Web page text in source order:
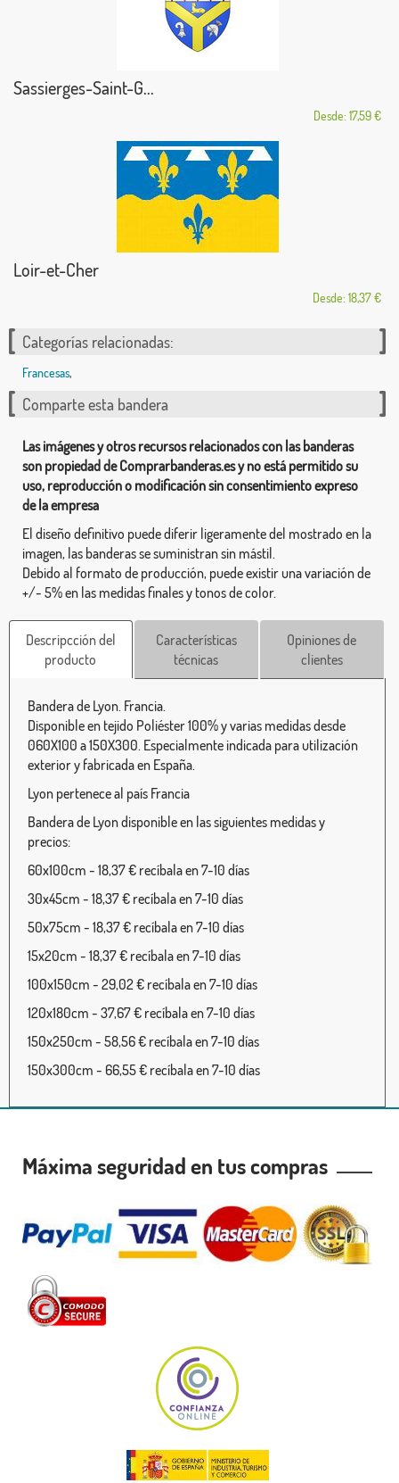
Sassierges-Saint-G...
Desde: 17,59 €
Loir-et-Cher
Desde: 18,37 €
Categorías relacionadas:
Francesas,
Comparte esta bandera
Las imágenes y otros recursos relacionados con las banderas
son propiedad de Comprarbanderas.es y no está permitido su
uso, reproducción o modificación sin consentimiento expreso
de la empresa
El diseño definitivo puede diferir ligeramente del mostrado en la
imagen, las banderas se suministran sin mástil.
Debido al formato de producción, puede existir una variación de
+/- 5% en las medidas finales y tonos de color.
Descripcción del
producto
Características
técnicas
Opiniones de
clientes
Bandera de Lyon. Francia.
Disponible en tejido Poliéster 100% y varias medidas desde
060X100 a 150X300. Especialmente indicada para utilización
exterior y fabricada en España.
Lyon pertenece al país Francia
Bandera de Lyon disponible en las siguientes medidas y
precios:
60x100cm - 18,37 € recíbala en 7-10 días
30x45cm - 18,37 € recíbala en 7-10 días
50x75cm - 18,37 € recíbala en 7-10 días
15x20cm - 18,37 € recíbala en 7-10 días
100x150cm - 29,02 € recíbala en 7-10 días
120x180cm - 37,67 € recíbala en 7-10 días
150x250cm - 58,56 € recíbala en 7-10 días
150x300cm - 66,55 € recíbala en 7-10 días
Máxima seguridad en tus compras